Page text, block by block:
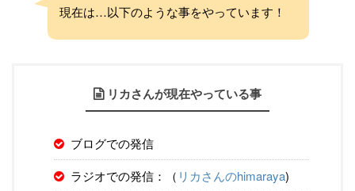
現在は…以下のような事をやっています！
リカさんが現在やっている事
ブログでの発信
ラジオでの発信：（ リカさんのhimaraya)